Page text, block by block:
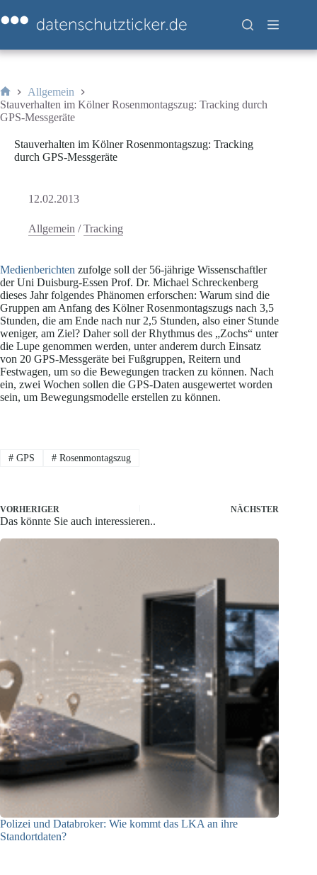
Inhalt
springen
Start
Allgemein
Stauverhalten im Kölner Rosenmontagszug: Tracking durch
GPS-Messgeräte
Stauverhalten im Kölner Rosenmontagszug: Tracking
durch GPS-Messgeräte
12.02.2013
Allgemein /Tracking
Medienberichten zufolge soll der 56-jährige Wissenschaftler
der Uni Duisburg-Essen Prof. Dr. Michael Schreckenberg
dieses Jahr folgendes Phänomen erforschen: Warum sind die
Gruppen am Anfang des Kölner Rosenmontagszugs nach 3,5
Stunden, die am Ende nach nur 2,5 Stunden, also einer Stunde
weniger, am Ziel? Daher soll der Rhythmus des „Zochs“ unter
die Lupe genommen werden, unter anderem durch Einsatz
von 20 GPS-Messgeräte bei Fußgruppen, Reitern und
Festwagen, um so die Bewegungen tracken zu können. Nach
ein, zwei Wochen sollen die GPS-Daten ausgewertet worden
sein, um Bewegungsmodelle erstellen zu können.
#GPS #Rosenmontagszug
VORHERIGER NÄCHSTER
Das könnte Sie auch interessieren..
Polizei und Databroker: Wie kommt das LKA an ihre
Standortdaten?